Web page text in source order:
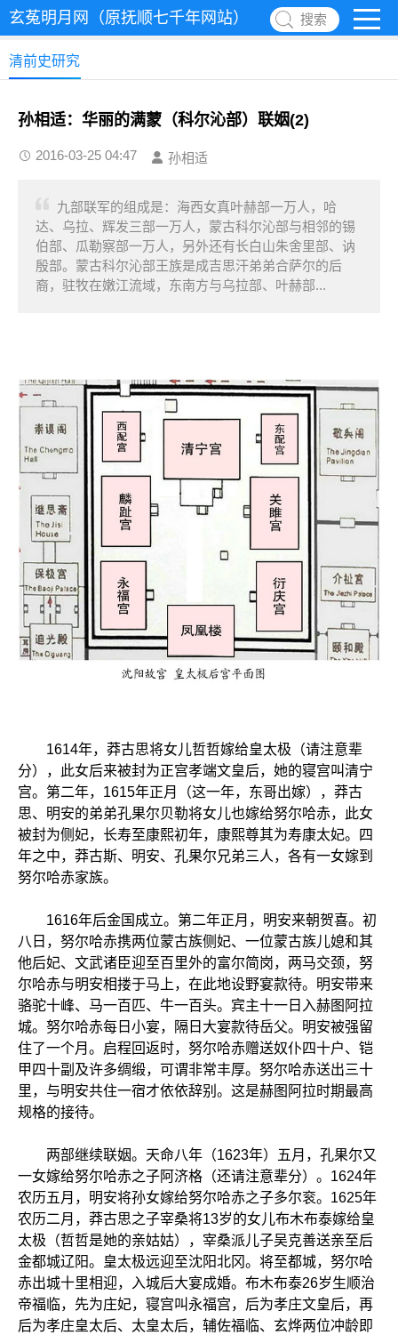
玄菟明月网（原抚顺七千年网站） 搜索
清前史研究
孙相适：华丽的满蒙（科尔沁部）联姻(2)
2016-03-25 04:47 孙相适
九部联军的组成是：海西女真叶赫部一万人，哈
达、乌拉、辉发三部一万人，蒙古科尔沁部与相邻的锡
伯部、瓜勒察部一万人，另外还有长白山朱舍里部、讷
殷部。蒙古科尔沁部王族是成吉思汗弟弟合萨尔的后
裔，驻牧在嫩江流域，东南方与乌拉部、叶赫部...
1614年，莽古思将女儿哲哲嫁给皇太极（请注意辈
分），此女后来被封为正宫孝端文皇后，她的寝宫叫清宁
宫。第二年，1615年正月（这一年，东哥出嫁），莽古
思、明安的弟弟孔果尔贝勒将女儿也嫁给努尔哈赤，此女
被封为侧妃，长寿至康熙初年，康熙尊其为寿康太妃。四
年之中，莽古斯、明安、孔果尔兄弟三人，各有一女嫁到
努尔哈赤家族。
1616年后金国成立。第二年正月，明安来朝贺喜。初
八日，努尔哈赤携两位蒙古族侧妃、一位蒙古族儿媳和其
他后妃、文武诸臣迎至百里外的富尔简岗，两马交颈，努
尔哈赤与明安相搂于马上，在此地设野宴款待。明安带来
骆驼十峰、马一百匹、牛一百头。宾主十一日入赫图阿拉
城。努尔哈赤每日小宴，隔日大宴款待岳父。明安被强留
住了一个月。启程回返时，努尔哈赤赠送奴仆四十户、铠
甲四十副及许多绸缎，可谓非常丰厚。努尔哈赤送出三十
里，与明安共住一宿才依依辞别。这是赫图阿拉时期最高
规格的接待。
两部继续联姻。天命八年（1623年）五月，孔果尔又
一女嫁给努尔哈赤之子阿济格（还请注意辈分）。1624年
农历五月，明安将孙女嫁给努尔哈赤之子多尔衮。1625年
农历二月，莽古思之子宰桑将13岁的女儿布木布泰嫁给皇
太极（哲哲是她的亲姑姑），宰桑派儿子吴克善送亲至后
金都城辽阳。皇太极远迎至沈阳北冈。将至都城，努尔哈
赤出城十里相迎，入城后大宴成婚。布木布泰26岁生顺治
帝福临，先为庄妃，寝宫叫永福宫，后为孝庄文皇后，再
后为孝庄皇太后、太皇太后，辅佐福临、玄烨两位冲龄即